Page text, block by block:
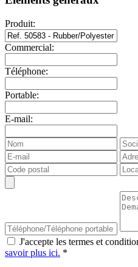
Produit:
Commercial:
Téléphone:
Portable:
E-mail:
J'accepte les termes et
savoir plus ici. *